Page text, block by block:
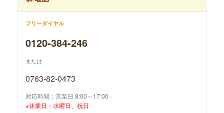
フリーダイヤル
0120-384-246
または
0763-82-0473
対応時間：営業日 8:00～17:00
※休業日：水曜日、祝日